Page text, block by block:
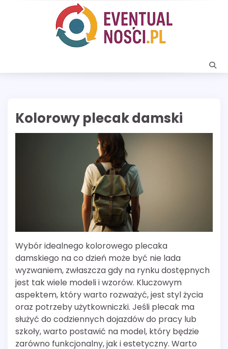
Kolorowy plecak damski
Wybór idealnego kolorowego plecaka
damskiego na co dzień może być nie lada
wyzwaniem, zwłaszcza gdy na rynku dostępnych
jest tak wiele modeli i wzorów. Kluczowym
aspektem, który warto rozważyć, jest styl życia
oraz potrzeby użytkowniczki. Jeśli plecak ma
służyć do codziennych dojazdów do pracy lub
szkoły, warto postawić na model, który będzie
zarówno funkcjonalny, jak i estetyczny. Warto